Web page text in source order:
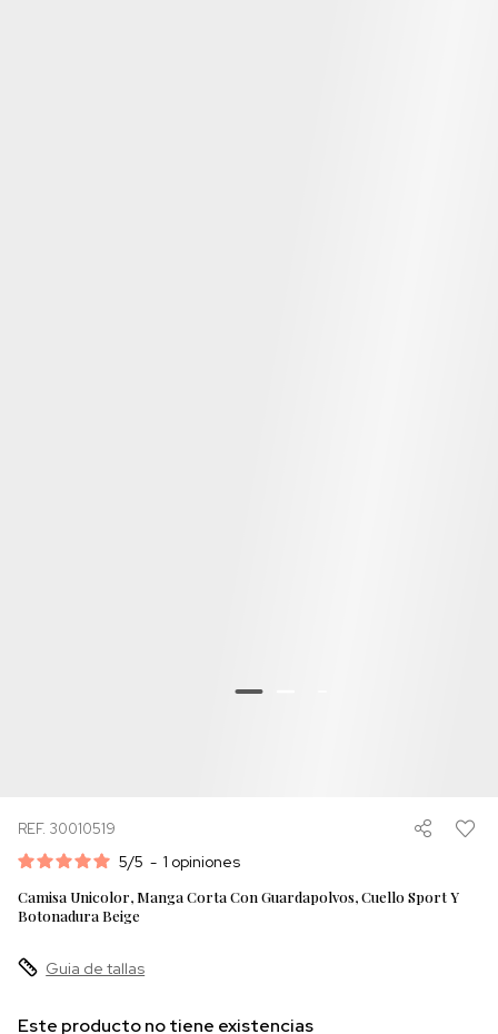
REF. 30010519
5/5 - 1 opiniones
Camisa Unicolor, Manga Corta Con Guardapolvos, Cuello Sport Y
Botonadura Beige
Guia de tallas
Este producto no tiene existencias